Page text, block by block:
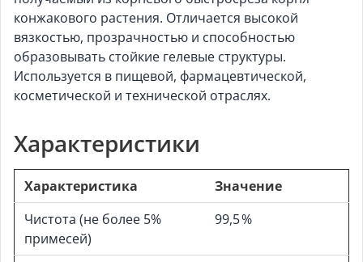
конжакового растения. Отличается высокой
вязкостью, прозрачностью и способностью
образовывать стойкие гелевые структуры.
Используется в пищевой, фармацевтической,
косметической и технической отраслях.
Характеристики
Характеристика
Значение
Чистота (не более 5%
примесей)
99,5 %